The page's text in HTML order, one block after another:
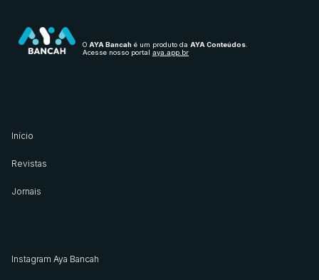
O AYA Bancah é um produto da AYA Conteúdos
Acesse nosso portal aya.app.br
Início
Revistas
Jornais
Instagram Aya Bancah